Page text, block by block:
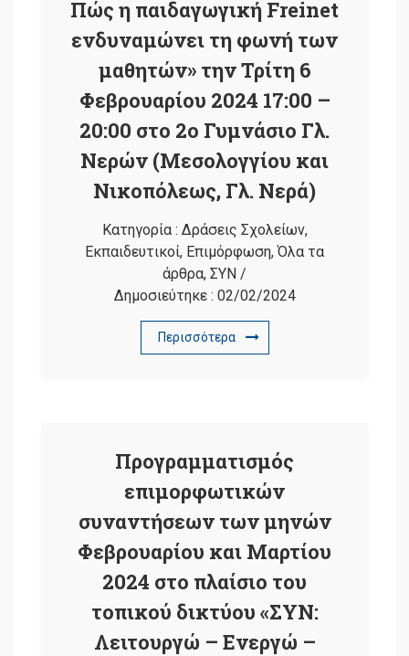
Πώς η παιδαγωγική Freinet
ενδυναμώνει τη φωνή των
μαθητών» την Τρίτη 6
Φεβρουαρίου 2024 17:00 –
20:00 στο 2ο Γυμνάσιο Γλ.
Νερών (Μεσολογγίου και
Νικοπόλεως, Γλ. Νερά)
Κατηγορία : Δράσεις Σχολείων,
Εκπαιδευτικοί, Επιμόρφωση,Όλα τα
άρθρα, ΣΥΝ /
Δημοσιεύτηκε : 02/02/2024
Περισσότερα
Προγραμματισμός
επιμορφωτικών
συναντήσεων των μηνών
Φεβρουαρίου και Μαρτίου
2024 στο πλαίσιο του
τοπικού δικτύου «ΣΥΝ:
Λειτουργώ – Ενεργώ –